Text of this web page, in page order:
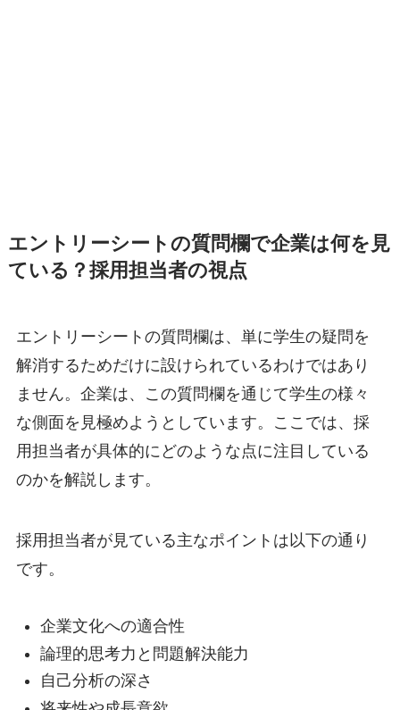
エントリーシートの質問欄で企業は何を見
ている？採用担当者の視点
エントリーシートの質問欄は、単に学生の疑問を
解消するためだけに設けられているわけではあり
ません。企業は、この質問欄を通じて学生の様々
な側面を見極めようとしています。ここでは、採
用担当者が具体的にどのような点に注目している
のかを解説します。
採用担当者が見ている主なポイントは以下の通り
です。
企業文化への適合性
論理的思考力と問題解決能力
自己分析の深さ